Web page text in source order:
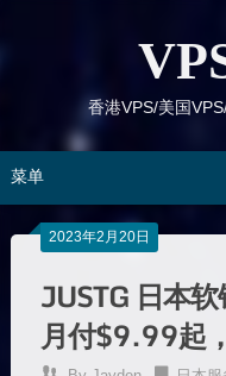
香港VPS/美国
菜单
2023年2月20日
JUSTG 日本
月付$9.99起